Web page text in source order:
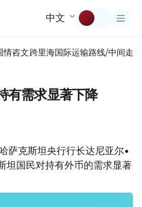
中文
情咨文跨里海国际运输路线/中间走廊
有需求显著下降
萨克斯坦央行行长达尼亚尔•
坦国民对持有外币的需求显著